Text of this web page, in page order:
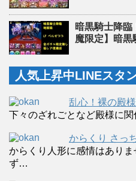
暗黒騎士降臨
魔限定】暗黒
人気上昇中LINEスタ
乱心！裸の殿様
下々のざれごとなど殿様に関
からくり さっ
からくり人形に感情はありま
ず…